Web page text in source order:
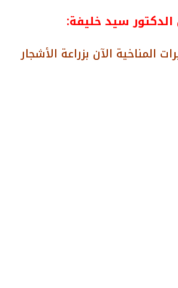
الدكتور سيد خليفة:
المناخية الآن بزراعة الأشجار